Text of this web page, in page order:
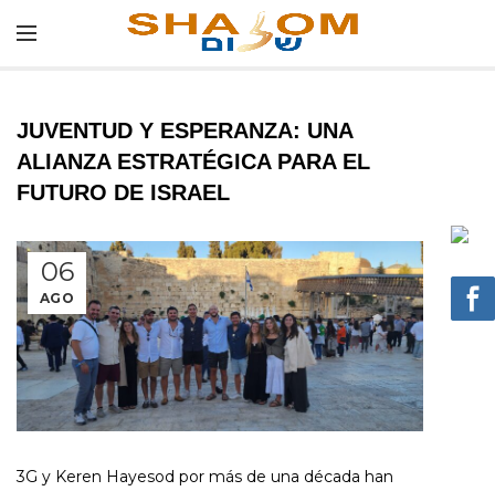
JUVENTUD Y ESPERANZA: UNA
ALIANZA ESTRATÉGICA PARA EL
FUTURO DE ISRAEL
06
AGO
3G y Keren Hayesod por más de una década han